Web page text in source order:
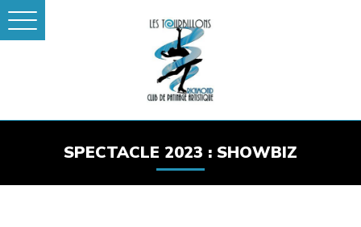
SPECTACLE 2023 : SHOWBIZ